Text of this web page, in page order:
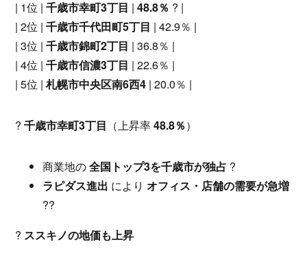
| 1位 |千歳市幸町3丁目 |48.8％ ? |
| 2位 |千歳市千代田町5丁目 | 42.9％ |
| 3位 |千歳市錦町2丁目 | 36.8％ |
| 4位 |千歳市信濃3丁目 | 22.6％ |
| 5位 |札幌市中央区南6西4 | 20.0％ |
?千歳市幸町3丁目 （上昇率48.8％）
商業地の全国トップ3を千歳市が独占 ?
ラピダス進出 により オフィス・店舗の需要が急増
??
? ススキノの地価も上昇